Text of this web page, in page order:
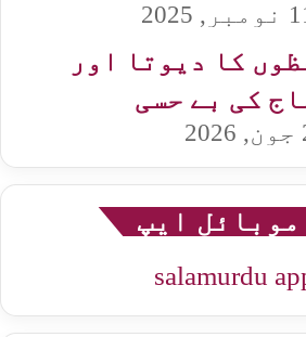
2025
کا دیوتا اور
کی بے حسی
موبائل ایپ